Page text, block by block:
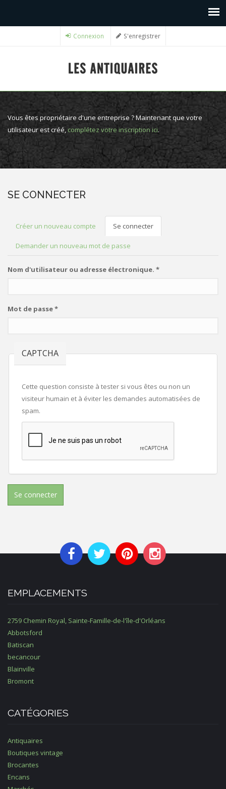
Connexion S'enregistrer
Vous êtes propriétaire d'une entreprise ? Maintenant que votre
utilisateur est créé, complétez votre inscription ici.
SE CONNECTER
ONGLETS PRINCIPAUX
Créer un nouveau compte Se connecter
Demander un nouveau mot de passe
Nom d'utilisateur ou adresse électronique. *
Mot de passe*
CAPTCHA
Cette question consiste à tester si vous êtes ou non un
visiteur humain et à éviter les demandes automatisées de
spam.
Se connecter
EMPLACEMENTS
2759 Chemin Royal, Sainte-Famille-de-l'île-d'Orléans
Abbotsford
Batiscan
becancour
Blainville
Bromont
CATÉGORIES
Antiquaires
Boutiques vintage
Brocantes
Encans